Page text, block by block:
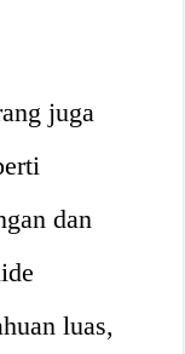
juga
dan
luas,